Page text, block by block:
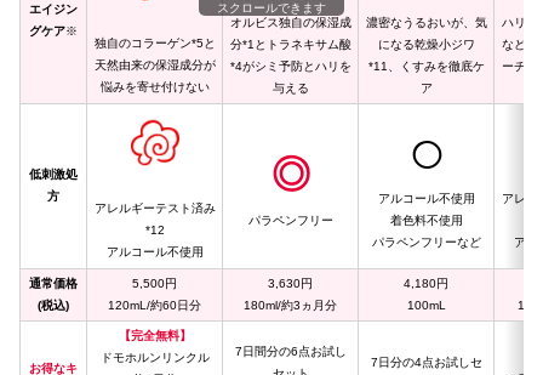
エイジン
グケア※
独自のコラーゲン*5と
天然由来の保湿成分が
悩みを寄せ付けない
オルビス独自の保湿成
分*1とトラネキサム酸
*4がシミ予防とハリを
与える
濃密なうるおいが、気
になる乾燥小ジワ
*11、くすみを徹底ケ
ア
ハリ不
など肌
ーチす
低刺激処
方
アレルギーテスト済み
*12
アルコール不使用
◎
パラペンフリー
◯
アルコール不使用
着色料不使用
パラペンフリーなど
アレル
アル
通常価格
(税込)
5,500円
120mL/約60日分
3,630円
180ml/約3ヵ月分
4,180円
100mL
お得なキ
【完全無料】
ドモホルンリンクル
7日間分の6点お試し
7日分の4点お試しセ
スクロールできます